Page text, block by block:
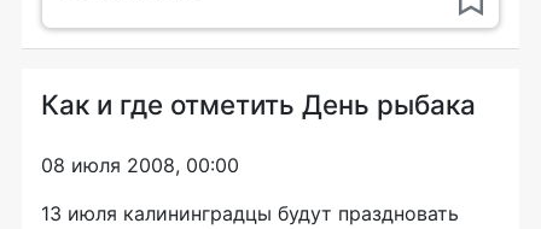
Как и где отметить День рыбака
08 июля 2008, 00:00
13 июля калининградцы будут праздновать